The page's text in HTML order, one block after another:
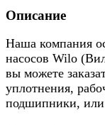
Описание
Наша компания
насосов Wilo
вы можете
уплотнения,
подшипники, или